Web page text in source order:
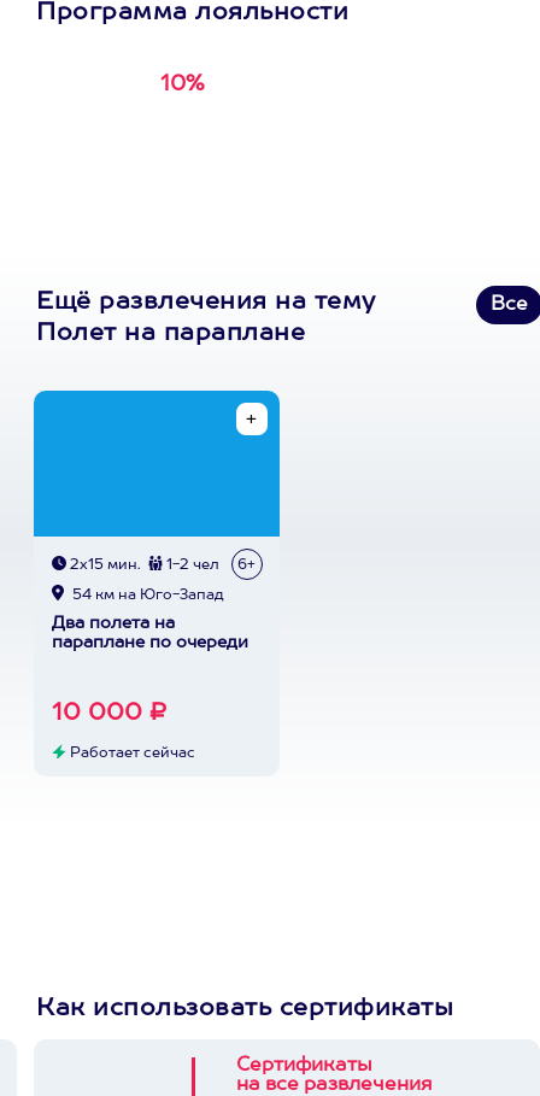
Программа лояльности
10%
Ещё развлечения на тему
Полет на параплане
Все
2х15 мин. 1-2 чел 6+
54 км на Юго-Запад
Два полета на
параплане по очереди
10 000 ₽
Работает сейчас
Как использовать сертификаты
Сертификаты
на все развлечения